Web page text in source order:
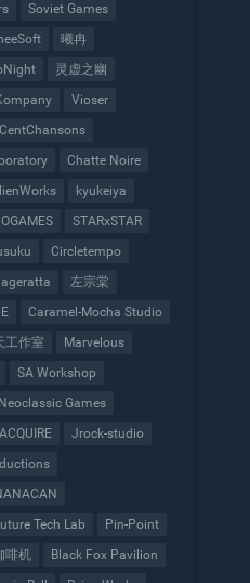
Soviet Games
曦冉
灵虚之幽
Vioser
Chatte Noire
kyukeiya
STARxSTAR
Circletempo
左宗棠
Caramel-Mocha Studio
工作室
Marvelous
SA Workshop
Neoclassic Games
ACQUIRE
Jrock-studio
Tech Lab
Pin-Point
啡机
Black Fox Pavilion